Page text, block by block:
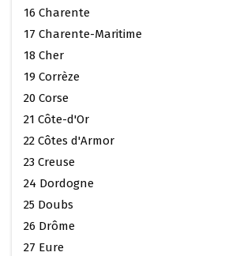
16 Charente
17 Charente-Maritime
18 Cher
19 Corrèze
20 Corse
21 Côte-d'Or
22 Côtes d'Armor
23 Creuse
24 Dordogne
25 Doubs
26 Drôme
27 Eure